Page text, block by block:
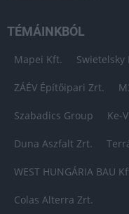
TÉMÁINKBÓL
Mapei Kft. Swietelsky
ZÁÉV Építőipari Zrt.
Szabadics Group Ke-
Duna Aszfalt Zrt.
WEST HUNGÁRIA BAU
Colas Alterra Zrt.